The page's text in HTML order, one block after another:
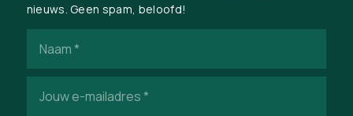
nieuws. Geen spam, beloofd!
mailadres